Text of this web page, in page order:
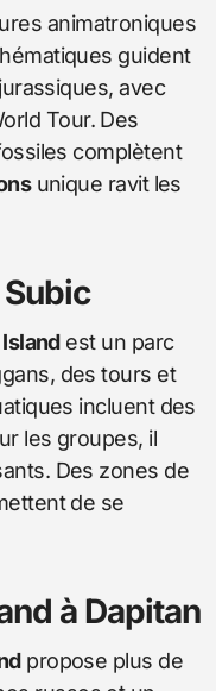
animatroniques
guident
avec
Tour. Des
complètent
unique ravit les
est un parc
des tours et
incluent des
les groupes, il
Des zones de
de se
à Dapitan
propose plus de